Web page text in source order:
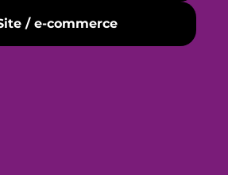
/ e-commerce